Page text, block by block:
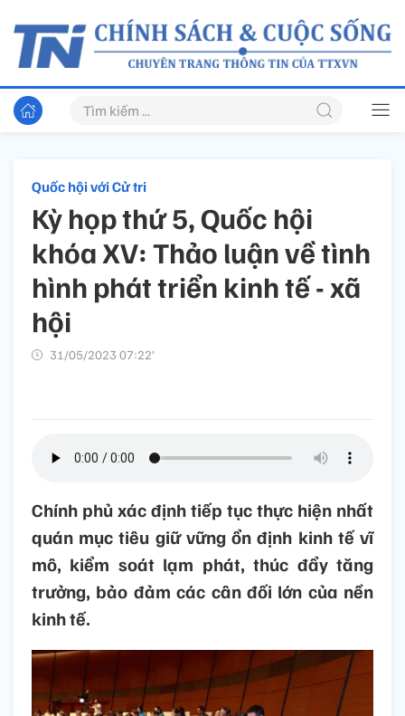
Quốc hội với Cử tri
Kỳ họp thứ 5, Quốc hội
khóa XV: Thảo luận về tình
hình phát triển kinh tế - xã
hội
31/05/2023 07:22’
Chính phủ xác định tiếp tục thực hiện nhất
quán mục tiêu giữ vững ổn định kinh tế vĩ
mô, kiểm soát lạm phát, thúc đẩy tăng
trưởng, bảo đảm các cân đối lớn của nền
kinh tế.